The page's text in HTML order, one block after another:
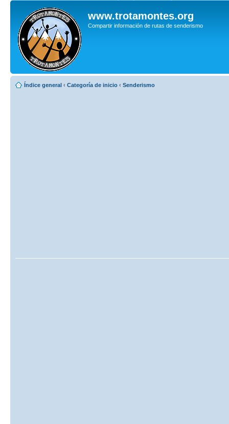
www.trotamontes.org
Compartir información de rutas de senderismo
Índice general ‹ Categoría de inicio ‹ Senderismo